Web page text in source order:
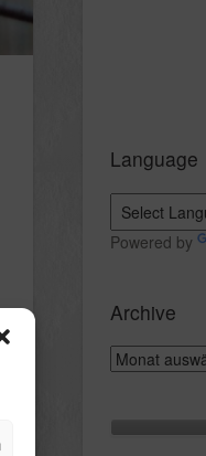
Language
Powered by
Archive
Archive